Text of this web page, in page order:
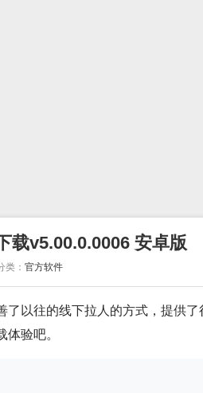
载v5.00.0.0006 安卓版
类：官方软件
以往的线下拉人的方式，提供了
体验吧。